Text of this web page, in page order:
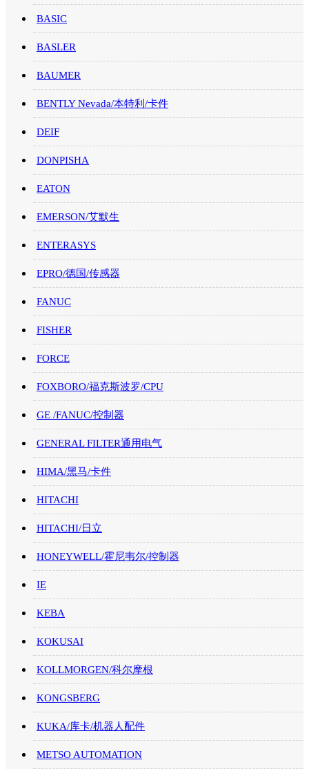
BASIC
BASLER
BAUMER
BENTLY Nevada/本特利/卡件
DEIF
DONPISHA
EATON
EMERSON/艾默生
ENTERASYS
EPRO/德国/传感器
FANUC
FISHER
FORCE
FOXBORO/福克斯波罗/CPU
GE /FANUC/控制器
GENERAL FILTER通用电气
HIMA/黑马/卡件
HITACHI
HITACHI/日立
HONEYWELL/霍尼韦尔/控制器
IE
KEBA
KOKUSAI
KOLLMORGEN/科尔摩根
KONGSBERG
KUKA/库卡/机器人配件
METSO AUTOMATION